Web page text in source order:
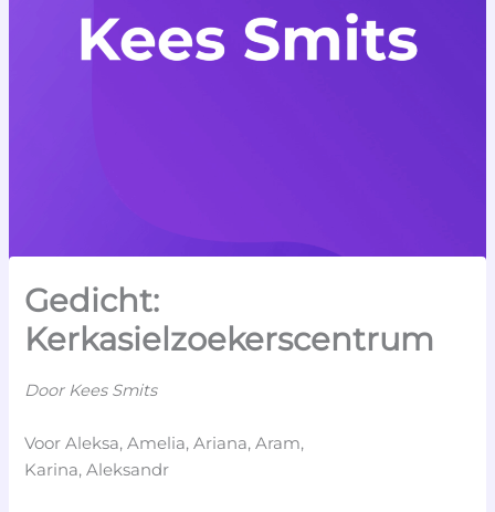
Gedicht:
Kerkasielzoekerscentrum
Door Kees Smits
Voor Aleksa, Amelia, Ariana, Aram,
Karina, Aleksandr